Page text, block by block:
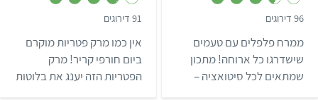
96 דירוגים
.
7
מ
ת
ו
ממרח פלפלים עם טעמים
שישדרגו כל ארוחה! מתכון
שמתאים לכל סיטואציה –
91 דירוגים
.
8
מ
ת
ו
אין כמו מרק פטריות מוקרם
ביום חורפי קריר! מרק
הפטריות הזה יענג את בלוטות